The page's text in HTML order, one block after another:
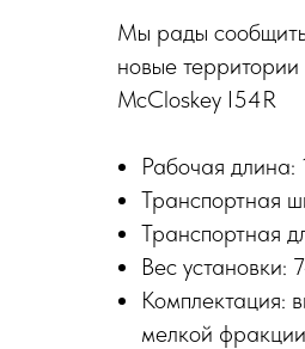
Мы рады
новые территории
McCloskey I54R
Рабочая
Транспортная
Транспортная
Вес установки:
Комплектация:
мелкой